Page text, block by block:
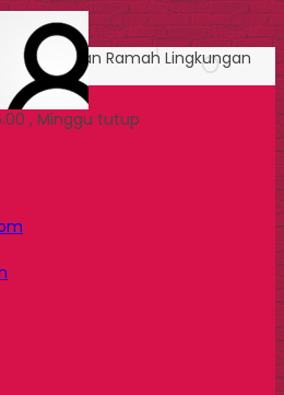
Kemasan Ramah Lingkungan
, Minggu tutup